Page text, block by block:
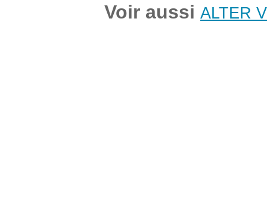
Voir aussi ALTER